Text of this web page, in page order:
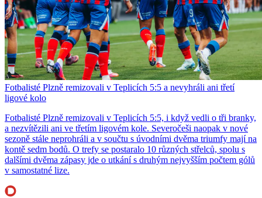
Fotbalisté Plzně remizovali v Teplicích 5:5 a nevyhráli ani třetí
ligové kolo
Fotbalisté Plzně remizovali v Teplicích 5:5, i když vedli o tři branky,
a nezvítězili ani ve třetím ligovém kole. Severočeši naopak v nové
sezoně stále neprohráli a v součtu s úvodními dvěma triumfy mají na
kontě sedm bodů. O trefy se postaralo 10 různých střelců, spolu s
dalšími dvěma zápasy jde o utkání s druhým nejvyšším počtem gólů
v samostatné lize.